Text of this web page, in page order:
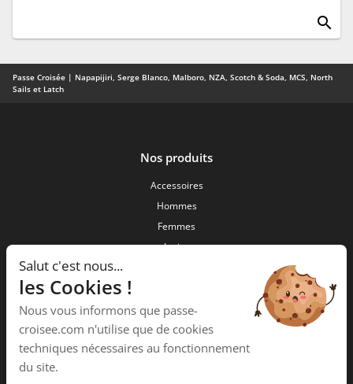
search
Passe Croisée | Napapijiri, Serge Blanco, Malboro, NZA, Scotch & Soda, MCS, North
Sails et Latch
Nos produits
Accessoires
Hommes
Femmes
Junior
34 ,Rue des forgerons
15000 Aurillac
Salut c'est nous...
les Cookies !
Nous vous informons que passe-
croisee.com n'utilise que de cookies
techniques nécessaires au fonctionnement
du site.